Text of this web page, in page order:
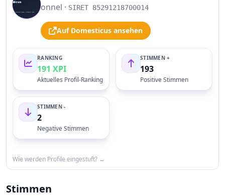
onnel · SIRET 85291218700014
Auf Domesticus ansehen
RANKING
191 XPI
Aktuelles Profil-Ranking
STIMMEN +
193
Positive Stimmen
STIMMEN -
2
Negative Stimmen
Wie werden Profile eingestuft? →
Stimmen